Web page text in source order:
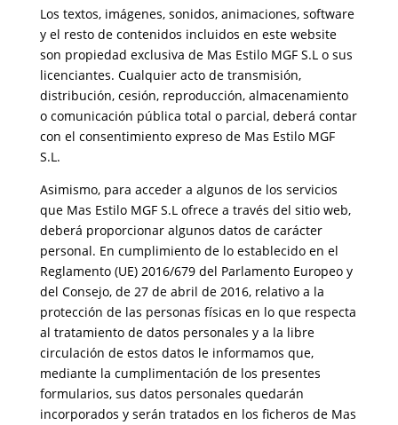
Los textos, imágenes, sonidos, animaciones, software
y el resto de contenidos incluidos en este website
son propiedad exclusiva de Mas Estilo MGF S.L o sus
licenciantes. Cualquier acto de transmisión,
distribución, cesión, reproducción, almacenamiento
o comunicación pública total o parcial, deberá contar
con el consentimiento expreso de Mas Estilo MGF
S.L.
Asimismo, para acceder a algunos de los servicios
que Mas Estilo MGF S.L ofrece a través del sitio web,
deberá proporcionar algunos datos de carácter
personal. En cumplimiento de lo establecido en el
Reglamento (UE) 2016/679 del Parlamento Europeo y
del Consejo, de 27 de abril de 2016, relativo a la
protección de las personas físicas en lo que respecta
al tratamiento de datos personales y a la libre
circulación de estos datos le informamos que,
mediante la cumplimentación de los presentes
formularios, sus datos personales quedarán
incorporados y serán tratados en los ficheros de Mas